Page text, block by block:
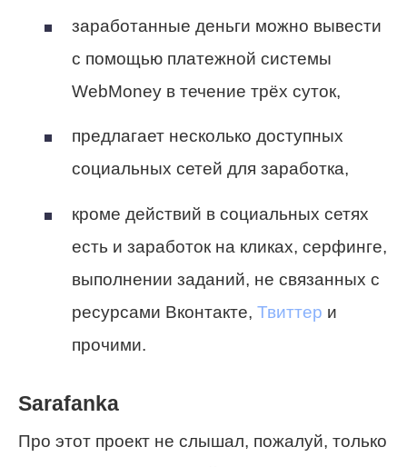
заработанные деньги можно вывести
с помощью платежной системы
WebMoney в течение трёх суток,
предлагает несколько доступных
социальных сетей для заработка,
кроме действий в социальных сетях
есть и заработок на кликах, серфинге,
выполнении заданий, не связанных с
ресурсами Вконтакте, Твиттер и
прочими.
Sarafanka
Про этот проект не слышал, пожалуй, только